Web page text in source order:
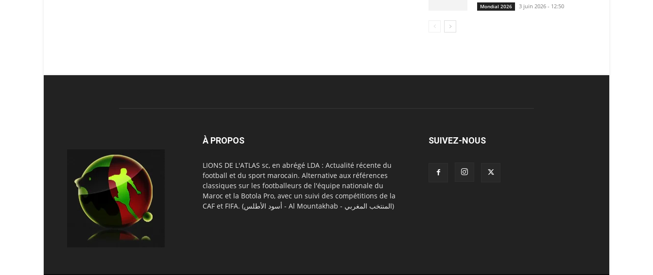
Mondial 2026 3 juin 2026 - 12:50
À PROPOS
LIONS DE L'ATLAS sc, en abrégé LDA : Actualité récente du
football et du sport marocain. Alternative aux références
classiques sur les footballeurs de l'équipe nationale du
Maroc et la Botola Pro, avec un suivi des compétitions de la
CAF et FIFA. (أسود الأطلس - Al Mountakhab - المنتخب المغربي)
SUIVEZ-NOUS